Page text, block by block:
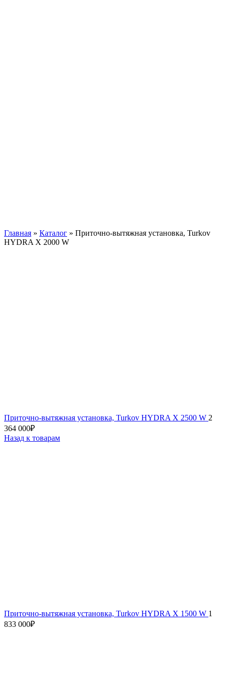
Главная » Каталог » Приточно-вытяжная установка, Turkov
HYDRA X 2000 W
Приточно-вытяжная установка, Turkov HYDRA X 2500 W 2
364 000₽
Назад к товарам
Приточно-вытяжная установка, Turkov HYDRA X 1500 W 1
833 000₽